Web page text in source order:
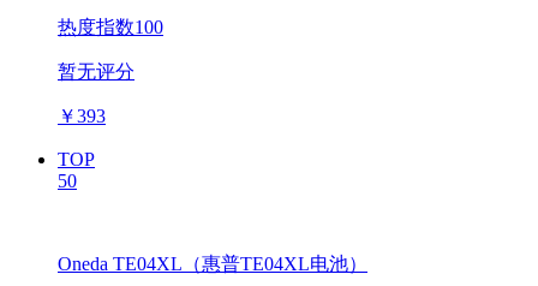
热度指数100
暂无评分
￥393
TOP
50
Oneda TE04XL（惠普TE04XL电池）